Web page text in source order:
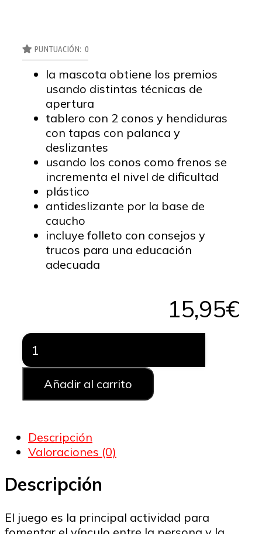
PUNTUACIÓN: 0
la mascota obtiene los premios
usando distintas técnicas de
apertura
tablero con 2 conos y hendiduras
con tapas con palanca y
deslizantes
usando los conos como frenos se
incrementa el nivel de dificultad
plástico
antideslizante por la base de
caucho
incluye folleto con consejos y
trucos para una educación
adecuada
15,95€
Juguete
interactivo
para
perro
-
Flip
Bone
Añadir al carrito
Descripción
Valoraciones (0)
Descripción
El juego es la principal actividad para